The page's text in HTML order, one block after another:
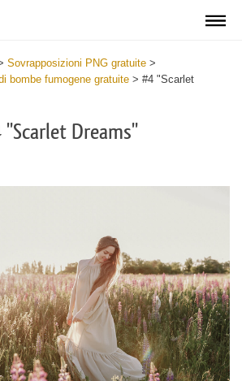
Sovrapposizioni PNG gratuite >
bombe fumogene gratuite > #4 "Scarlet
"Scarlet Dreams"